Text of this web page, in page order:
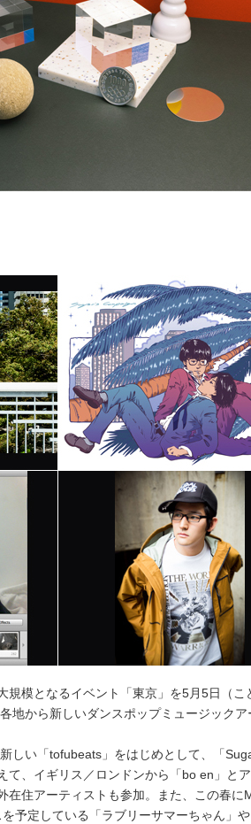
模となるイベント「東京」を5月5日（こ
地から新しいダンスポップミュージック
しい「tofubeats」をはじめとして、「
て、イギリス／ロンドンから「bo en」と
在住アーティストも参加。また、この春に
予定している「ラブリーサマーちゃん」